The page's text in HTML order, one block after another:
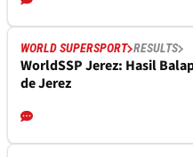
WORLD SUPERSPORT RESULTS
WorldSSP Jerez: Hasil
de Jerez